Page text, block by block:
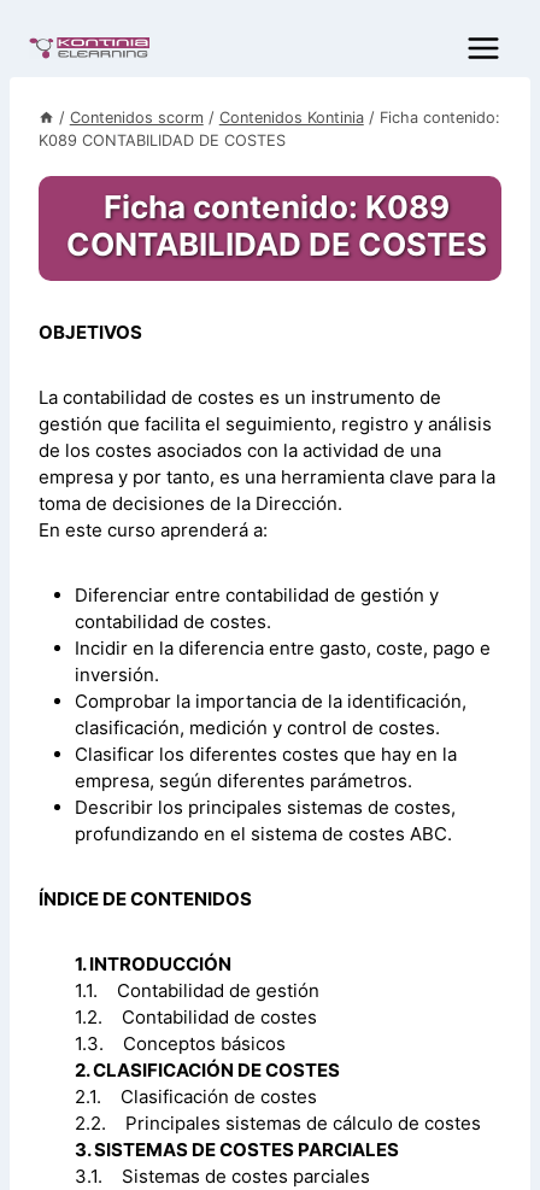
contenido
/ Contenidos scorm / Contenidos Kontinia / Ficha contenido:
K089 CONTABILIDAD DE COSTES
Ficha contenido: K089
CONTABILIDAD DE COSTES
OBJETIVOS
La contabilidad de costes es un instrumento de
gestión que facilita el seguimiento, registro y análisis
de los costes asociados con la actividad de una
empresa y por tanto, es una herramienta clave para la
toma de decisiones de la Dirección.
En este curso aprenderá a:
Diferenciar entre contabilidad de gestión y
contabilidad de costes.
Incidir en la diferencia entre gasto, coste, pago e
inversión.
Comprobar la importancia de la identificación,
clasificación, medición y control de costes.
Clasificar los diferentes costes que hay en la
empresa, según diferentes parámetros.
Describir los principales sistemas de costes,
profundizando en el sistema de costes ABC.
ÍNDICE DE CONTENIDOS
1. INTRODUCCIÓN
1.1. Contabilidad de gestión
1.2. Contabilidad de costes
1.3. Conceptos básicos
2. CLASIFICACIÓN DE COSTES
2.1. Clasificación de costes
2.2. Principales sistemas de cálculo de costes
3. SISTEMAS DE COSTES PARCIALES
3.1. Sistemas de costes parciales